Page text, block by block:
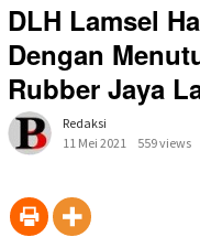
DLH Lamsel
Dengan
Rubber Jaya
Redaksi
11 Mei 2021
559 views